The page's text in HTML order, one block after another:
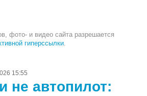
фото- и видео сайта разрешается
гиперссылки.
15:55
не автопилот: